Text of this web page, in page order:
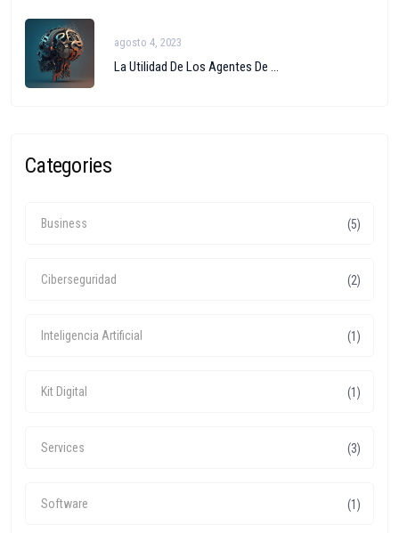
agosto 4, 2023
La Utilidad De Los Agentes De ...
Categories
Business (5)
Ciberseguridad (2)
Inteligencia Artificial (1)
Kit Digital (1)
Services (3)
Software (1)